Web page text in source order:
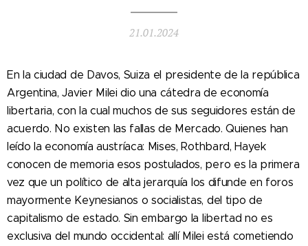
21.01.2024
En la ciudad de Davos, Suiza el presidente de la república
Argentina, Javier Milei dio una cátedra de economía
libertaria, con la cual muchos de sus seguidores están de
acuerdo. No existen las fallas de Mercado. Quienes han
leído la economía austríaca: Mises, Rothbard, Hayek
conocen de memoria esos postulados, pero es la primera
vez que un político de alta jerarquía los difunde en foros
mayormente Keynesianos o socialistas, del tipo de
capitalismo de estado. Sin embargo la libertad no es
exclusiva del mundo occidental: allí Milei está cometiendo